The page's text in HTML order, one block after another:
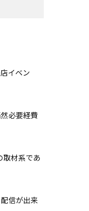
イベン
必要経費
取材系であ
信が出来